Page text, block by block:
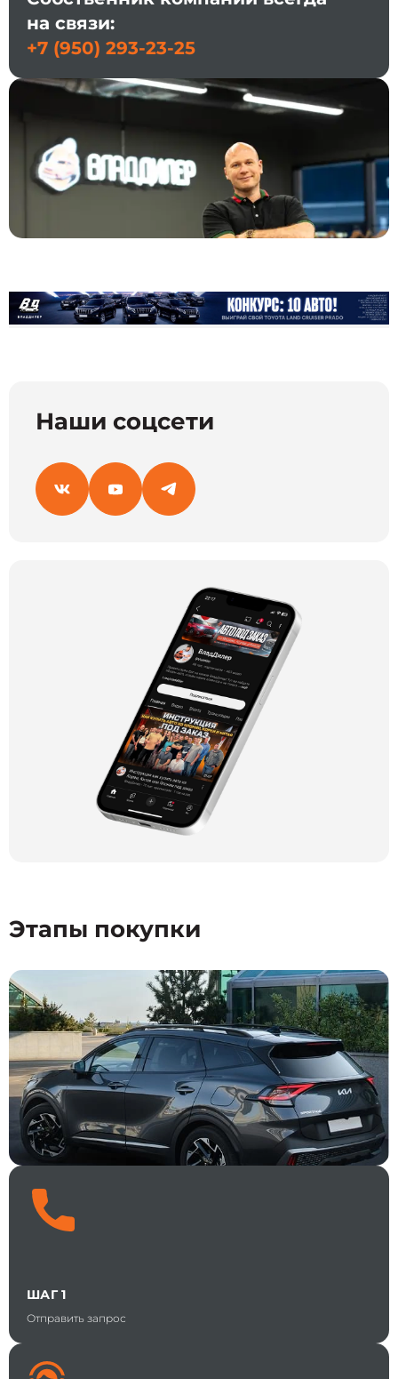
на связи:
+7 (950) 293-23-25
Наши соцсети
Этапы покупки
ШАГ 1
Отправить запрос